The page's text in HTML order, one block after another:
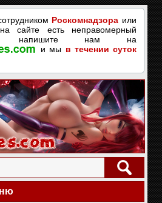
Роскомнадзора или
сайте есть неправомерный
напишите нам на
и мы в течении суток